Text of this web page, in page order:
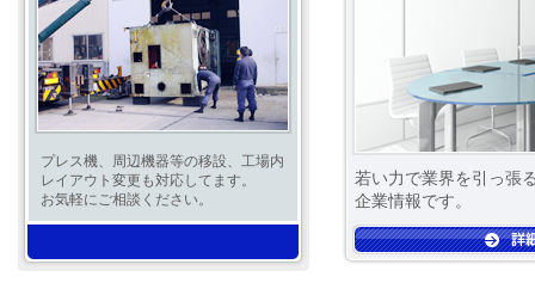
若い力で業界を引っ張
企業情報です。
プレス機、周辺機器等の移設、工場内
レイアウト変更も対応してます。
お気軽にご相談ください。